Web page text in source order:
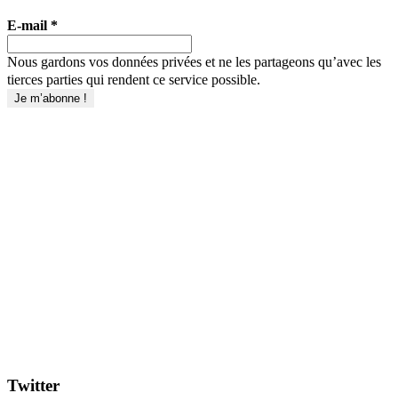
E-mail *
Nous gardons vos données privées et ne les partageons qu’avec les
tierces parties qui rendent ce service possible.
Twitter